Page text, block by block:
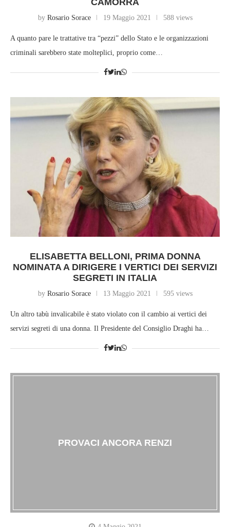
CAMORRA
by Rosario Sorace 19 Maggio 2021 588 views
A quanto pare le trattative tra “pezzi” dello Stato e le organizzazioni
criminali sarebbero state molteplici, proprio come…
ELISABETTA BELLONI, PRIMA DONNA
NOMINATA A DIRIGERE I VERTICI DEI SERVIZI
SEGRETI IN ITALIA
by Rosario Sorace 13 Maggio 2021 595 views
Un altro tabù invalicabile è stato violato con il cambio ai vertici dei
servizi segreti di una donna. Il Presidente del Consiglio Draghi ha…
PROVACI ANCORA RENZI